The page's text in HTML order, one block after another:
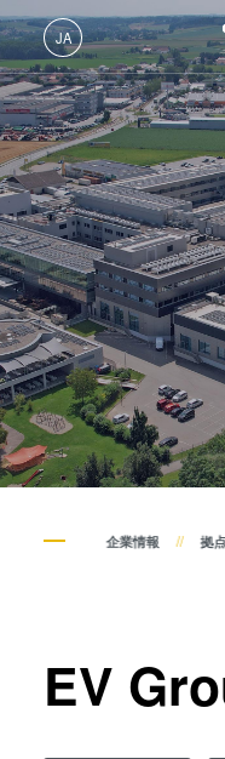
JA
日本語 (JA)
English (EN)
Deutsch (DE)
中文 (ZH)
製品情報
技術情報
企業情報
採用情報
サービス
お問い合わせ
企業情報 拠
EV